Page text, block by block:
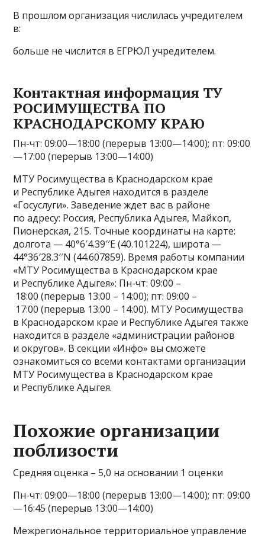
В прошлом организация числилась учредителем
в:
больше не числится в ЕГРЮЛ учредителем.
Контактная информация ТУ
РОСИМУЩЕСТВА ПО
КРАСНОДАРСКОМУ КРАЮ
Пн-чт: 09:00—18:00 (перерыв 13:00—14:00); пт: 09:00
—17:00 (перерыв 13:00—14:00)
МТУ Росимущества в Краснодарском крае
и Республике Адыгея находится в разделе
«Госуслуги». Заведение ждет вас в районе
по адресу: Россия, Республика Адыгея, Майкоп,
Пионерская, 215. Точные координаты на карте:
долгота — 40°6′4.39′′E (40.101224), широта —
44°36′28.3′′N (44.607859). Время работы компании
«МТУ Росимущества в Краснодарском крае
и Республике Адыгея»: Пн-чт: 09:00 –
18:00 (перерыв 13:00 – 14:00); пт: 09:00 –
17:00 (перерыв 13:00 – 14:00). МТУ Росимущества
в Краснодарском крае и Республике Адыгея также
находится в разделе «администрации районов
и округов». В секции «Инфо» вы сможете
ознакомиться со всеми контактами организации
МТУ Росимущества в Краснодарском крае
и Республике Адыгея.
Похожие организации
поблизости
Средняя оценка – 5,0 на основании 1 оценки
Пн-чт: 09:00—18:00 (перерыв 13:00—14:00); пт: 09:00
—16:45 (перерыв 13:00—14:00)
Межрегиональное территориальное управление